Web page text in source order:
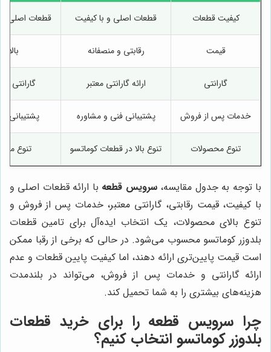
کیفیت قطعات قطعات اصلی و با کیفیت قطعات اصلی و
قیمت رقابتی و منصفانه بالاتر
گارانتی ارائه گارانتی معتبر گارانتی
خدمات پس از فروش پشتیبانی فنی و مشاوره پشتیبانی
تنوع محصولات تنوع بالا در قطعات کوماتسو تنوع
با توجه به جدول مقایسه،سرویس قطعه با ارائه قطعات اصلی و
با کیفیت، قیمت رقابتی، گارانتی معتبر، خدمات پس از فروش و
تنوع بالای محصولات، یک انتخاب ایده‌آل برای تامین قطعات
بلدوزر کوماتسو محسوب می‌شود. در حالی که برخی از رقبا ممکن
است قیمت پایین‌تری ارائه دهند، اما کیفیت پایین قطعات و عدم
ارائه گارانتی و خدمات پس از فروش، می‌تواند در بلندمدت
هزینه‌های بیشتری را به شما تحمیل کند.
چرا سرویس قطعه را برای خرید قطعات
بلدوزر کوماتسو انتخاب کنیم؟